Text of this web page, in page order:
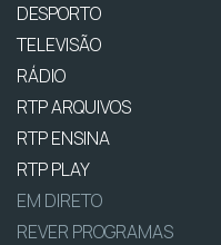
DESPORTO
TELEVISÃO
RÁDIO
RTP ARQUIVOS
RTP ENSINA
RTP PLAY
EM DIRETO
REVER PROGRAMAS